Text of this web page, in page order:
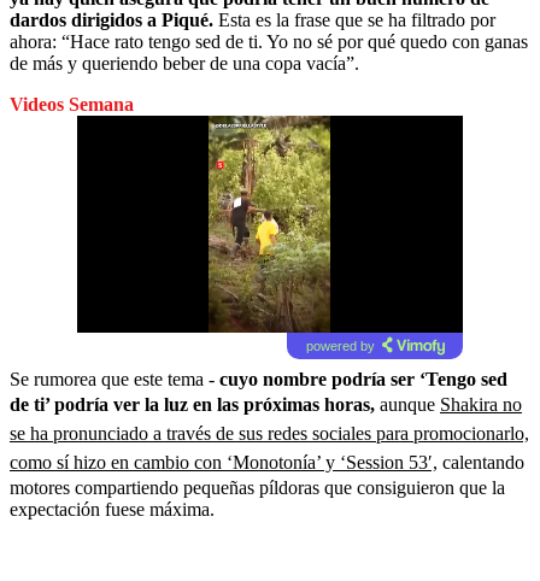
dardos dirigidos a Piqué. Esta es la frase que se ha filtrado por
ahora: “Hace rato tengo sed de ti. Yo no sé por qué quedo con ganas
de más y queriendo beber de una copa vacía”.
Videos Semana
powered by
Se rumorea que este tema - cuyo nombre podría ser ‘Tengo sed
de ti’ podría ver la luz en las próximas horas, aunque Shakira no
se ha pronunciado a través de sus redes sociales para promocionarlo,
como sí hizo en cambio con ‘Monotonía’ y ‘Session 53′, calentando
motores compartiendo pequeñas píldoras que consiguieron que la
expectación fuese máxima.